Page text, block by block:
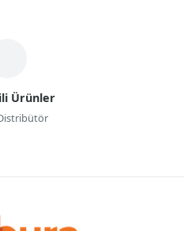
tozlarına göre çok daha
deneyimi sunar.
Ürünler